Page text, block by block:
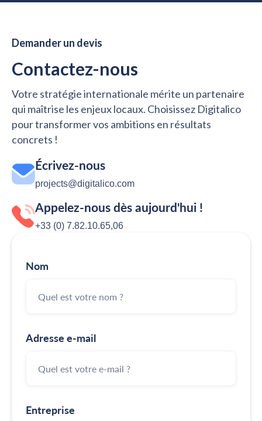
Demander un devis
Contactez-nous
Votre stratégie internationale mérite un partenaire
qui maîtrise les enjeux locaux. Choisissez Digitalico
pour transformer vos ambitions en résultats
concrets !
Écrivez-nous
projects@digitalico.com
Appelez-nous dès aujourd'hui !
+33 (0) 7.82.10.65,06
Nom
Adresse e-mail
Entreprise